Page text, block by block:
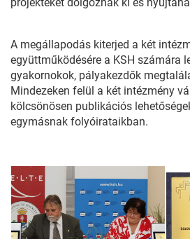
A megállapodás kiterjed a két
együttműködésére a KSH számára
gyakornokok, pályakezdők
Mindezeken felül a két intézmény
kölcsönösen publikációs
egymásnak folyóirataikban.